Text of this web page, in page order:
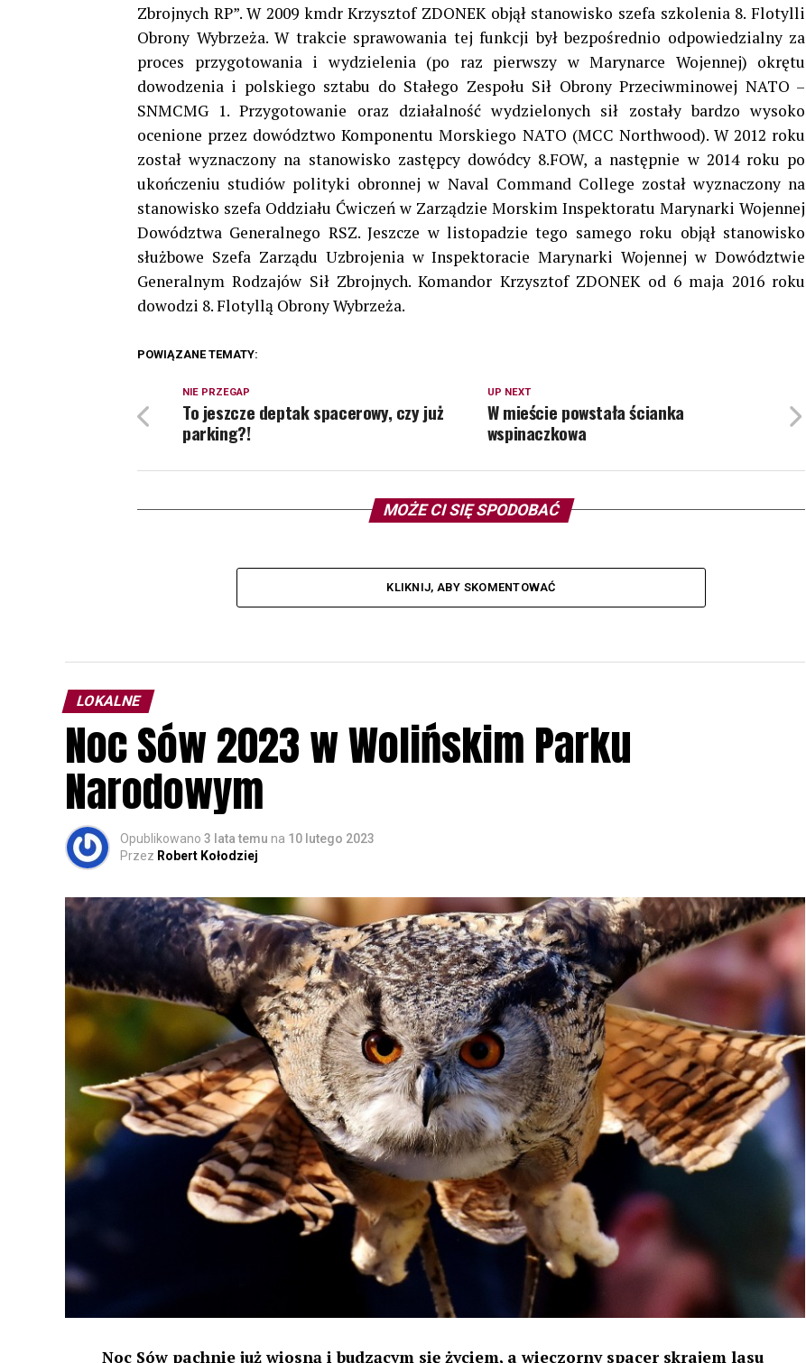
Zbrojnych RP”. W 2009 kmdr Krzysztof ZDONEK objął stanowisko szefa szkolenia 8. Flotylli
Obrony Wybrzeża. W trakcie sprawowania tej funkcji był bezpośrednio odpowiedzialny za
proces przygotowania i wydzielenia (po raz pierwszy w Marynarce Wojennej) okrętu
dowodzenia i polskiego sztabu do Stałego Zespołu Sił Obrony Przeciwminowej NATO –
SNMCMG 1. Przygotowanie oraz działalność wydzielonych sił zostały bardzo wysoko
ocenione przez dowództwo Komponentu Morskiego NATO (MCC Northwood). W 2012 roku
został wyznaczony na stanowisko zastępcy dowódcy 8.FOW, a następnie w 2014 roku po
ukończeniu studiów polityki obronnej w Naval Command College został wyznaczony na
stanowisko szefa Oddziału Ćwiczeń w Zarządzie Morskim Inspektoratu Marynarki Wojennej
Dowództwa Generalnego RSZ. Jeszcze w listopadzie tego samego roku objął stanowisko
służbowe Szefa Zarządu Uzbrojenia w Inspektoracie Marynarki Wojennej w Dowództwie
Generalnym Rodzajów Sił Zbrojnych. Komandor Krzysztof ZDONEK od 6 maja 2016 roku
dowodzi 8. Flotyllą Obrony Wybrzeża.
POWIĄZANE TEMATY:
UP NEXT
W mieście powstała ścianka
wspinaczkowa
NIE PRZEGAP
To jeszcze deptak spacerowy, czy już
parking?!
MOŻE CI SIĘ SPODOBAĆ
KLIKNIJ, ABY SKOMENTOWAĆ
LOKALNE
Noc Sów 2023 w Wolińskim Parku
Narodowym
Opublikowano 3 lata temu na 10 lutego 2023
Przez Robert Kołodziej
Noc Sów pachnie już wiosną i budzącym się życiem, a wieczorny spacer skrajem lasu